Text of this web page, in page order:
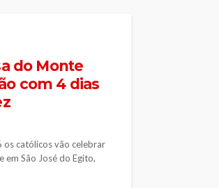
do Monte
com 4 dias
os católicos vão celebrar
em São José do Egito,